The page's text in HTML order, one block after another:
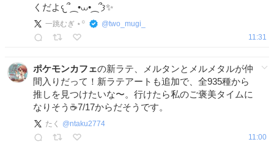
くだよ𐔌՞⁔•⩊•⁔՞𐦯︎✨
一跳むぎ ⋆꙳ @two_mugi_
11:31
ポケモンカフェの新ラテ、メルタンとメルメタルが仲
間入りだって！新ラテアートも追加で、全935種から
推しを見つけたいな〜。行けたら私のご褒美タイムに
なりそう☕️7/17からだそうです。
たく @ntaku2774
11:00